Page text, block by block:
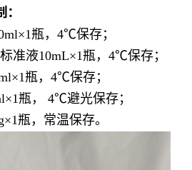
瓶，4℃保存；
标准液10mL×1瓶，4℃保存；
瓶，4℃保存；
瓶， 4℃避光保存；
瓶，常温保存。